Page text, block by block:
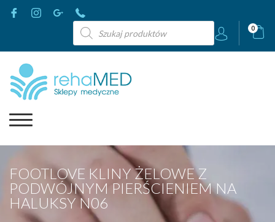
Wyszukiwarka
produktów
0
FOOTLOVE KLINY ŻELOWE Z
PODWÓJNYM PIERŚCIENIEM NA
HALUKSY N06